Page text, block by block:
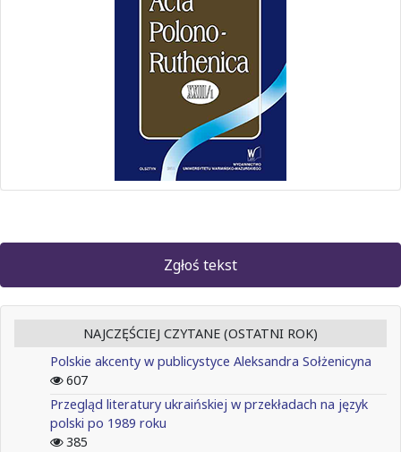
Zgłoś tekst
NAJCZĘŚCIEJ CZYTANE (OSTATNI ROK)
Polskie akcenty w publicystyce Aleksandra Sołżenicyna
607
Przegląd literatury ukraińskiej w przekładach na język
polski po 1989 roku
385